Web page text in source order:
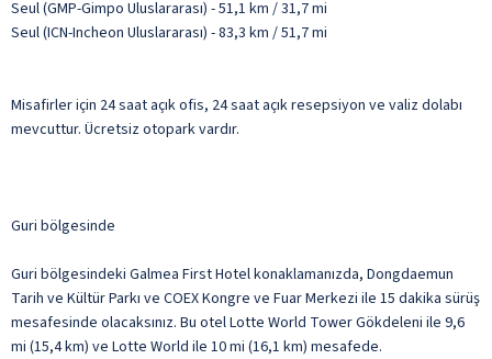
Seul (GMP-Gimpo Uluslararası) - 51,1 km / 31,7 mi
Seul (ICN-Incheon Uluslararası) - 83,3 km / 51,7 mi
Misafirler için 24 saat açık ofis, 24 saat açık resepsiyon ve valiz dolabı
mevcuttur. Ücretsiz otopark vardır.
Guri bölgesinde
Guri bölgesindeki Galmea First Hotel konaklamanızda, Dongdaemun
Tarih ve Kültür Parkı ve COEX Kongre ve Fuar Merkezi ile 15 dakika sürüş
mesafesinde olacaksınız. Bu otel Lotte World Tower Gökdeleni ile 9,6
mi (15,4 km) ve Lotte World ile 10 mi (16,1 km) mesafede.